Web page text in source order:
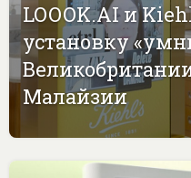
LOOOK.AI и
установку
Малайзии